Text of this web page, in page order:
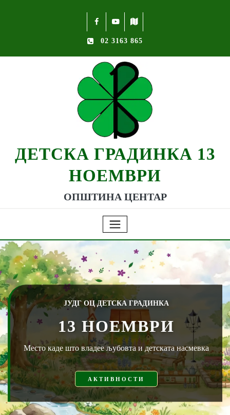
02 3163 865
ДЕТСКА ГРАДИНКА 13
НОЕМВРИ
ОПШТИНА ЦЕНТАР
ЈУДГ ОЦ ДЕТСКА ГРАДИНКА
13 НОЕМВРИ
Место каде што владее љубовта и детската насмевка
АКТИВНОСТИ